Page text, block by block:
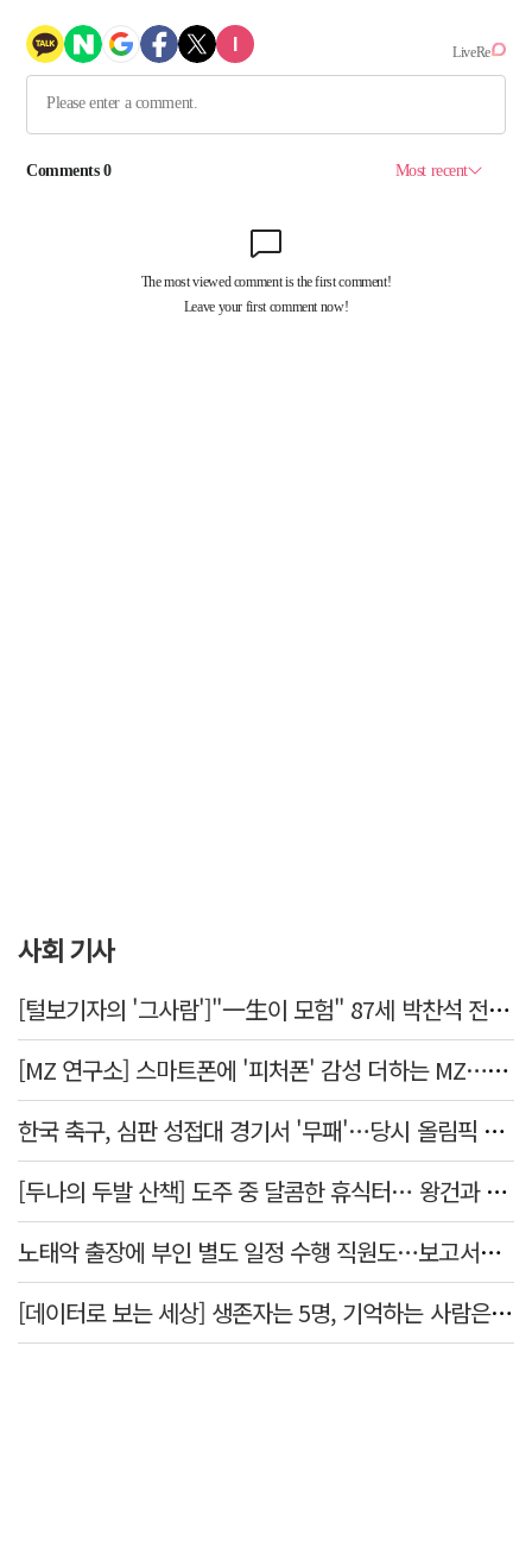
사회 기사
[털보기자의 '그사람']"一生이 모험" 87세 박찬석 전 경북대 총장
[MZ 연구소] 스마트폰에 '피처폰' 감성 더하는 MZ… 히퍼와 줄이어폰
한국 축구, 심판 성접대 경기서 '무패'…당시 올림픽 감독은 홍명보
[두나의 두발 산책] 도주 중 달콤한 휴식터… 왕건과 지명 산책
노태악 출장에 부인 별도 일정 수행 직원도…보고서엔 '공식일정 참석'
[데이터로 보는 세상] 생존자는 5명, 기억하는 사람은 늘었다